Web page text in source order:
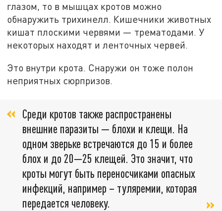
глазом, то в мышцах кротов можно
обнаружить трихинелл. Кишечники животных
кишат плоскими червями — трематодами. У
некоторых находят и ленточных червей.
Это внутри крота. Снаружи он тоже полон
неприятных сюрпризов.
Среди кротов также распространены
внешние паразиты — блохи и клещи. На
одном зверьке встречаются до 15 и более
блох и до 20—25 клещей. Это значит, что
кроты могут быть переносчиками опасных
инфекций, например – туляремии, которая
передается человеку.